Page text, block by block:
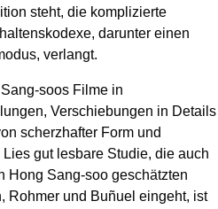
steht, die komplizierte
darunter einen
verlangt.
soos Filme in
Verschiebungen in Details
scherzhafter Form und
gut lesbare Studie, die auch
Hong Sang-soo geschätzten
Rohmer und Buñuel eingeht, ist